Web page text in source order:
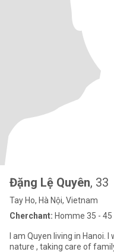
Đặng Lệ Quyên, 33
Tay Ho, Hà Nội, Vietnam
Cherchant: Homme 35 - 45
I am Quyen living in Hanoi.
nature , taking care of